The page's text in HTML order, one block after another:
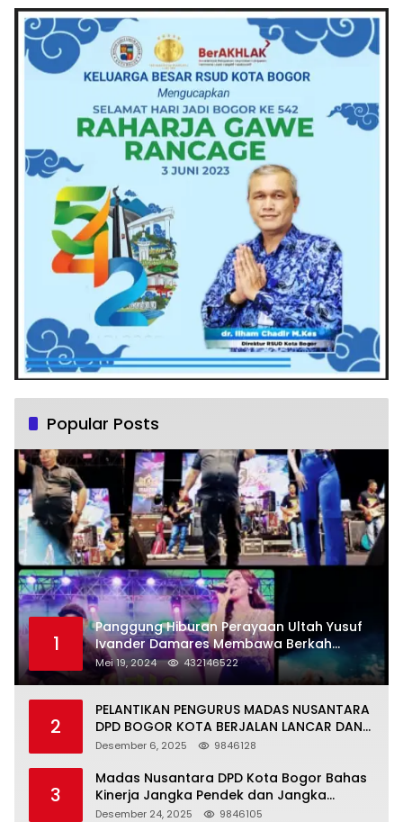
Popular Posts
1
Panggung Hiburan Perayaan Ultah Yusuf
Ivander Damares Membawa Berkah
Warga Kejapanan
Mei 19, 2024 432146522
2
PELANTIKAN PENGURUS MADAS NUSANTARA
DPD BOGOR KOTA BERJALAN LANCAR DAN
KHIDMAT
Desember 6, 2025 9846128
3
Madas Nusantara DPD Kota Bogor Bahas
Kinerja Jangka Pendek dan Jangka
Panjang
Desember 24, 2025 9846105